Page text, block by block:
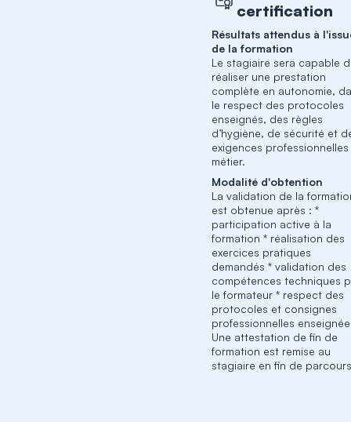
certification
Résultats attendus à
de la formation
Le stagiaire sera capable
réaliser une prestation
complète en autonomie,
le respect des protocoles
enseignés, des règles
d’hygiène, de sécurité et
exigences
métier.
Modalité d'obtention
La validation de la
est obtenue après : *
participation active à la
formation * réalisation des
exercices pratiques
demandés * validation des
compétences techniques
le formateur * respect des
protocoles et consignes
professionnelles
Une attestation de fin de
formation est remise au
stagiaire en fin de